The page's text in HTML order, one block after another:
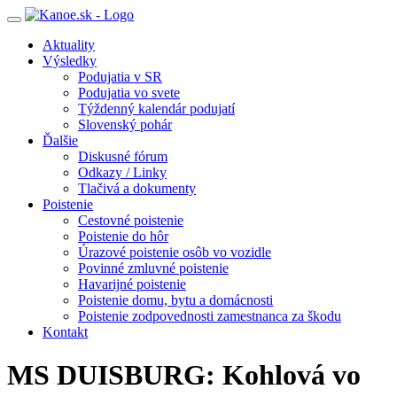
Toggle
navigationAktuality
Výsledky
Podujatia v SR
Podujatia vo svete
Týždenný kalendár podujatí
Slovenský pohár
Ďalšie
Diskusné fórum
Odkazy / Linky
Tlačivá a dokumenty
Poistenie
Cestovné poistenie
Poistenie do hôr
Úrazové poistenie osôb vo vozidle
Povinné zmluvné poistenie
Havarijné poistenie
Poistenie domu, bytu a domácnosti
Poistenie zodpovednosti zamestnanca za škodu
Kontakt
MS DUISBURG: Kohlová vo